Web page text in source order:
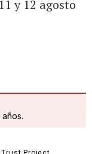
y 12 agosto